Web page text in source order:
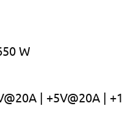
W
| +5V@20A |